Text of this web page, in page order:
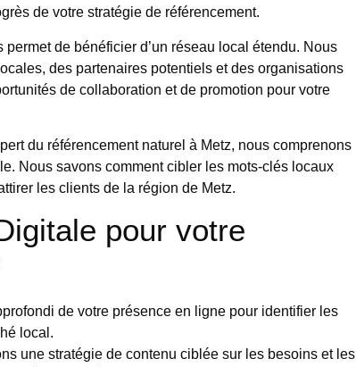
de votre stratégie de référencement.
permet de bénéficier d’un réseau local étendu. Nous
des partenaires potentiels et des organisations
de collaboration et de promotion pour votre
du référencement naturel à Metz, nous comprenons
Nous savons comment cibler les mots-clés locaux
les clients de la région de Metz.
pour votre
de votre présence en ligne pour identifier les
local.
une stratégie de contenu ciblée sur les besoins et les